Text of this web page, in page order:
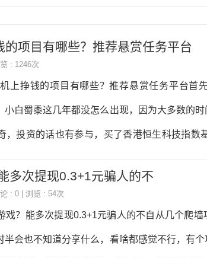
项目有哪些？推荐悬赏任务平台
: 1246次
上挣钱的项目有哪些？推荐悬赏任务平台首
小白蜀黍这几年都没怎么出现，因为大多数的
，投资的话也有参与，买了香港恒生科技指数
白蜀黍的裤衩子都要亏没了，就算是仇人，知
多次提现0.3+1元骗人的不
论 : 0 | 浏览 : 54次
戏？能多次提现0.3+1元骗人的不自从几个爬
半会也不知道分享什么，看啥都感觉不行，有